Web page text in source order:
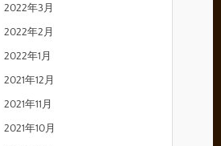
2022年3月
2022年2月
2022年1月
2021年12月
2021年11月
2021年10月